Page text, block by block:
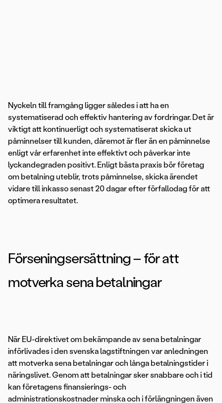
Nyckeln till framgång ligger således i att ha en
systematiserad och effektiv hantering av fordringar. Det är
viktigt att kontinuerligt och systematiserat skicka ut
påminnelser till kunden, däremot är fler än en påminnelse
enligt vår erfarenhet inte effektivt och påverkar inte
lyckandegraden positivt. Enligt bästa praxis bör företag
om betalning uteblir, trots påminnelse, skicka ärendet
vidare till inkasso senast 20 dagar efter förfallodag för att
optimera resultatet.
Förseningsersättning – för att
motverka sena betalningar
När EU-direktivet om bekämpande av sena betalningar
införlivades i den svenska lagstiftningen var anledningen
att motverka sena betalningar och långa betalningstider i
näringslivet. Genom att betalningar sker snabbare och i tid
kan företagens finansierings- och
administrationskostnader minska och i förlängningen även